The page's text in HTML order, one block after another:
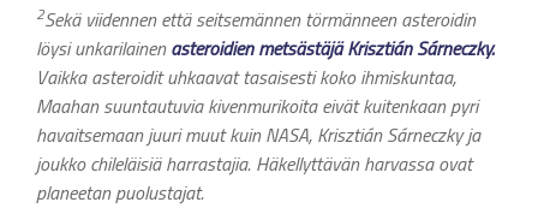
2Sekä viidennen että seitsemännen törmänneen asteroidin
löysi unkarilainenasteroidien metsästäjä Krisztián Sárneczky.
Vaikka asteroidit uhkaavat tasaisesti koko ihmiskuntaa,
Maahan suuntautuvia kivenmurikoita eivät kuitenkaan pyri
havaitsemaan juuri muut kuin NASA, Krisztián Sárneczky ja
joukko chileläisiä harrastajia. Häkellyttävän harvassa ovat
planeetan puolustajat.